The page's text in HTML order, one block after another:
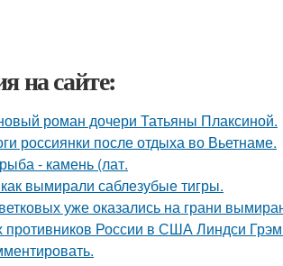
на сайте:
роман дочери Татьяны Плаксиной.
россиянки после отдыха во Вьетнаме.
- камень (лат.
вымирали саблезубые тигры.
уже оказались на грани
России в США Линдси